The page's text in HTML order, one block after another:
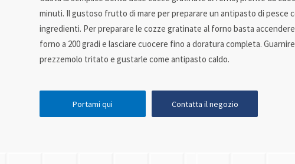
minuti. Il gustoso frutto di mare per preparare un antipasto di pesce
ingredienti. Per preparare le cozze gratinate al forno basta
forno a 200 gradi e lasciare cuocere fino a doratura completa.
prezzemolo tritato e gustarle come antipasto caldo.
Portami qui Contatta il negozio